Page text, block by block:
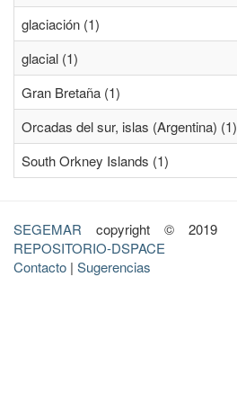
glaciación (1)
glacial (1)
Gran Bretaña (1)
Orcadas del sur, islas (Argentina) (1)
South Orkney Islands (1)
SEGEMAR copyright © 2019
REPOSITORIO-DSPACE
Contacto | Sugerencias